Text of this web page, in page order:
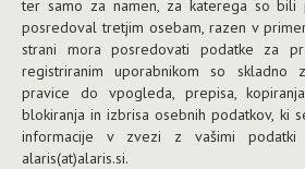
ter samo za namen, za katerega so
posredoval tretjim osebam, razen v
strani mora posredovati podatke za
registriranim uporabnikom so skladno
pravice do vpogleda, prepisa,
blokiranja in izbrisa osebnih podatkov, ki
informacije v zvezi z vašimi
alaris(at)alaris.si.